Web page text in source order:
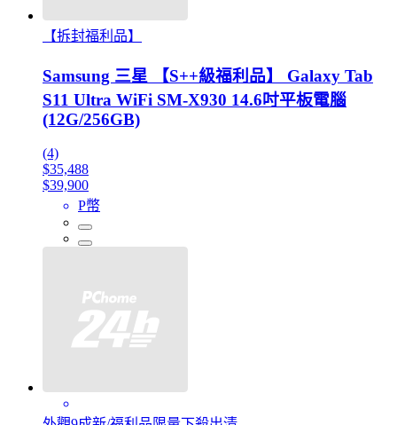
【拆封福利品】
Samsung 三星 【S++級福利品】 Galaxy Tab
S11 Ultra WiFi SM-X930 14.6吋平板電腦
(12G/256GB)
(4)
$35,488
$39,900
P幣